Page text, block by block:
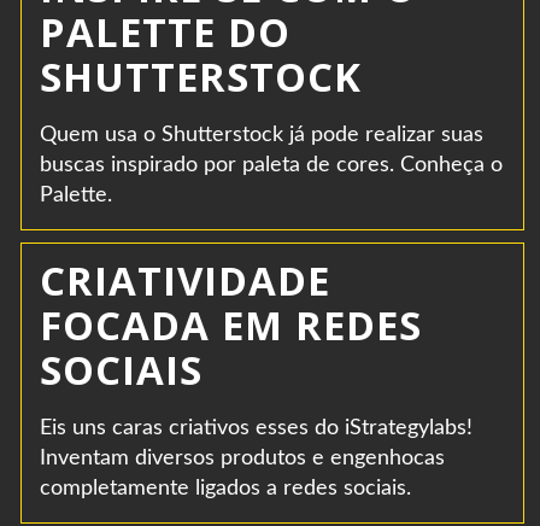
PALETTE DO
SHUTTERSTOCK
Quem usa o Shutterstock já pode realizar suas
buscas inspirado por paleta de cores. Conheça o
Palette.
CRIATIVIDADE
FOCADA EM REDES
SOCIAIS
Eis uns caras criativos esses do iStrategylabs!
Inventam diversos produtos e engenhocas
completamente ligados a redes sociais.